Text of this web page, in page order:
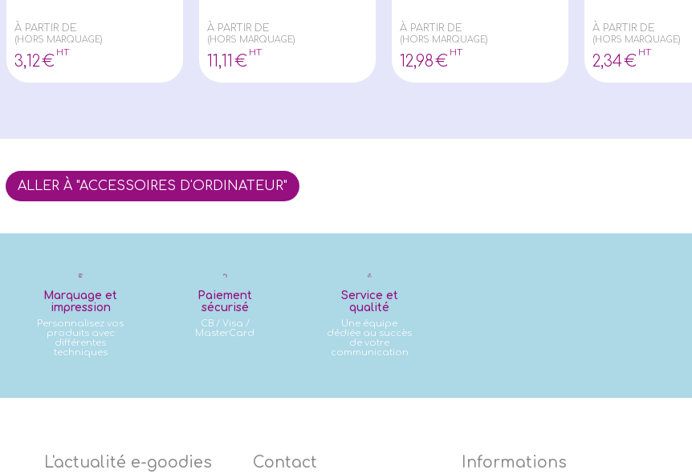
À PARTIR DE
(HORS MARQUAGE)
3,12€
HT
À PARTIR DE
(HORS MARQUAGE)
11 ,11 €
HT
À PARTIR DE
(HORS MARQUAGE)
12,98€
HT
À PARTIR DE
(HORS MARQUAGE)
2,34€
HT
ALLER À "ACCESSOIRES D'ORDINATEUR"
Marquage et
impression
Personnalisez vos
produits avec
différentes
techniques
Paiement
sécurisé
CB / Visa /
MasterCard
Service et
qualité
Une équipe
dédiée au succès
de votre
communication
L'actualité e-goodies
Contact Informations